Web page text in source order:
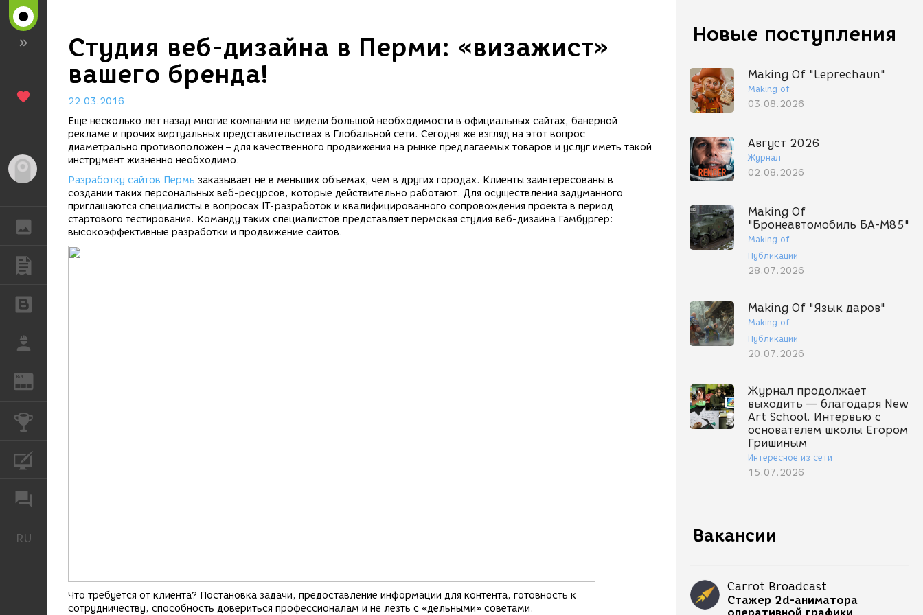
ГАЛЕРЕЯ
REN
RU
Новые поступления
Making Of "Leprechaun"
Making of
03.08.2026
Август 2026
Журнал
02.08.2026
Making Of
"Бронеавтомобиль БА-М85"
Making of
Публикации
28.07.2026
Making Of "Язык даров"
Making of
Публикации
20.07.2026
Журнал продолжает
выходить — благодаря New
Art School. Интервью с
основателем школы Егором
Гришиным
Интересное из сети
15.07.2026
Вакансии
Carrot Broadcast
Стажер 2d-аниматора
Студия веб-дизайна в Перми: «визажист»
вашего бренда!
22.03.2016
Еще несколько лет назад многие компании не видели большой необходимости в официальных сайтах, банерной
рекламе и прочих виртуальных представительствах в Глобальной сети. Сегодня же взгляд на этот вопрос
диаметрально противоположен – для качественного продвижения на рынке предлагаемых товаров и услуг иметь такой
инструмент жизненно необходимо.
Разработку сайтов Пермь заказывает не в меньших объемах, чем в других городах. Клиенты заинтересованы в
создании таких персональных веб-ресурсов, которые действительно работают. Для осуществления задуманного
приглашаются специалисты в вопросах IT-разработок и квалифицированного сопровождения проекта в период
стартового тестирования. Команду таких специалистов представляет пермская студия веб-дизайна Гамбургер:
высокоэффективные разработки и продвижение сайтов.
Что требуется от клиента? Постановка задачи, предоставление информации для контента, готовность к
сотрудничеству, способность довериться профессионалам и не лезть с «дельными» советами.